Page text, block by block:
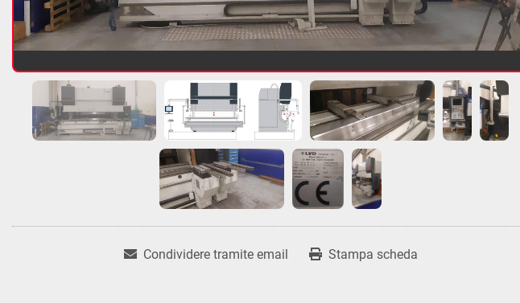
Condividere tramite email Stampa scheda